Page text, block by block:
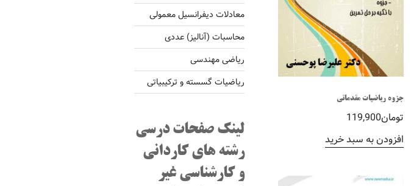
جزوه ریاضیات مقدماتی
تومان119,900
افزودن به سبد خرید
معادلات دیفرانسیل معمولی
محاسبات (آنالیز) عددی
ریاضی مهندسی
ریاضیات گسسته و ترکیبیاتی
لینک صفحات درسی
رشته های کاردانی
و کارشناسی غیر